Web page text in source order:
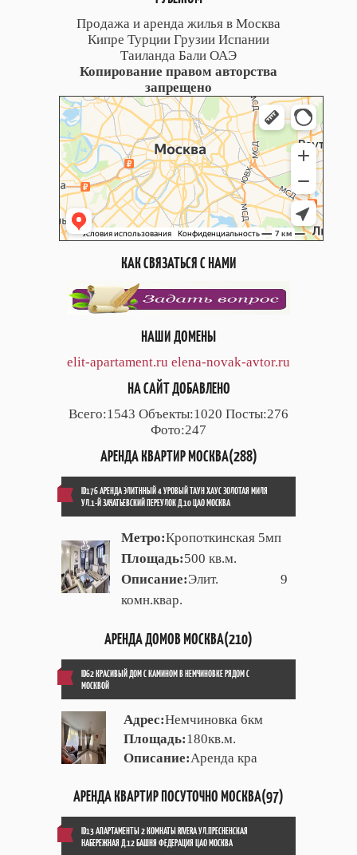
Продажа и аренда жилья в Москва
Кипре Турции Грузии Испании
Таиланда Бали ОАЭ
Копирование правом авторства
запрещено
КАК СВЯЗАТЬСЯ С НАМИ
НАШИ ДОМЕНЫ
elit-apartament.ru elena-novak-avtor.ru
НА САЙТ ДОБАВЛЕНО
Всего:1543 Объекты:1020 Посты:276
Фото:247
АРЕНДА КВАРТИР МОСКВА(288)
ID176 АРЕНДА ЭЛИТННЫЙ 4 УРОВЫЙ ТАУН ХАУС ЗОЛОТАЯ МИЛЯ
УЛ.1-Й ЗАЧАТЬЕВСКИЙ ПЕРЕУЛОК Д.10 ЦАО МОСКВА
Метро:Кропоткинская 5мп
Площадь:500 кв.м.
Описание:Элит. 9
комн.квар.
АРЕНДА ДОМОВ МОСКВА(210)
ID62 КРАСИВЫЙ ДОМ С КАМИНОМ В НЕМЧИНОВКЕ РЯДОМ С
МОСКВОЙ
Адрес:Немчиновка 6км
Площадь:180кв.м.
Описание:Аренда кра
АРЕНДА КВАРТИР ПОСУТОЧНО МОСКВА(97)
ID13 АПАРТАМЕНТЫ 2 КОМНАТЫ RIVERA УЛ.ПРЕСНЕНСКАЯ
НАБЕРЕЖНАЯ Д.12 БАШНЯ ФЕДЕРАЦИЯ ЦАО МОСКВА